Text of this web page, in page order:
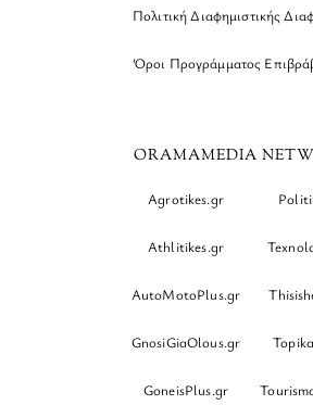
Πολιτική Διαφημιστικής
Όροι Προγράμματος
ORAMAMEDIA
Agrotikes.gr
Athlitikes.gr
AutoMotoPlus.gr
GnosiGiaOlous.gr
GoneisPlus.gr